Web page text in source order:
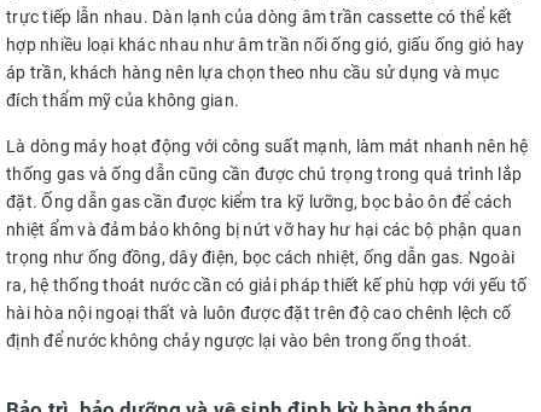
trực tiếp lẫn nhau. Dàn lạnh của dòng âm trần cassette có thể kết
hợp nhiều loại khác nhau như âm trần nối ống gió, giấu ống gió hay
áp trần, khách hàng nên lựa chọn theo nhu cầu sử dụng và mục
đích thẩm mỹ của không gian.
Là dòng máy hoạt động với công suất mạnh, làm mát nhanh nên hệ
thống gas và ống dẫn cũng cần được chú trọng trong quá trình lắp
đặt. Ống dẫn gas cần được kiểm tra kỹ lưỡng, bọc bảo ôn để cách
nhiệt ẩm và đảm bảo không bị nứt vỡ hay hư hại các bộ phận quan
trọng như ống đồng, dây điện, bọc cách nhiệt, ống dẫn gas. Ngoài
ra, hệ thống thoát nước cần có giải pháp thiết kế phù hợp với yếu tố
hài hòa nội ngoại thất và luôn được đặt trên độ cao chênh lệch cố
định để nước không chảy ngược lại vào bên trong ống thoát.